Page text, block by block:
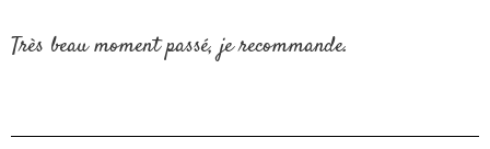
Très beau moment passé, je recommande.